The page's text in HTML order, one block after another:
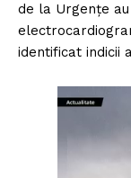
de la Urgențe
identificat indicii